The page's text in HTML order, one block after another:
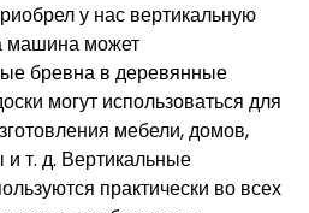
у нас вертикальную
машина может
бревна в деревянные
могут использоваться для
мебели, домов,
и т. д. Вертикальные
практически во всех